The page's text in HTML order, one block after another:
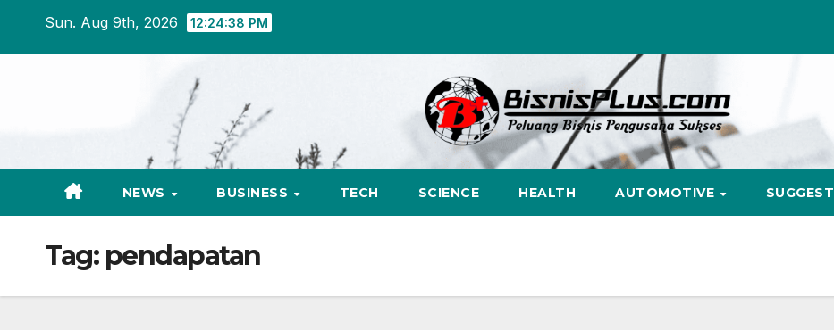
Sun. Aug 9th, 2026 12:24:38 PM
NEWS BUSINESS TECH SCIENCE HEALTH AUTOMOTIVE SUGGEST
Tag: pendapatan